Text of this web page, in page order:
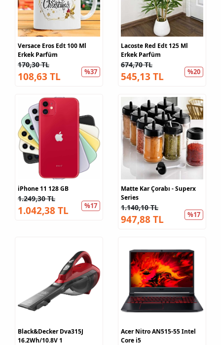
Versace Eros Edt 100 Ml
Erkek Parfüm
170,30 TL
%37
108,63 TL
Lacoste Red Edt 125 Ml
Erkek Parfüm
674,70 TL
%20
545,13 TL
iPhone 11 128 GB
1.249,30 TL
%17
1.042,38 TL
Matte Kar Çorabı - Superx
Series
1.140,10 TL
%17
947,88 TL
Black&Decker Dva315J
16.2Wh/10.8V 1
Acer Nitro AN515-55 Intel
Core i5